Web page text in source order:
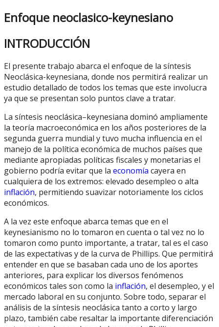
Enfoque neoclasico-keynesiano
INTRODUCCIÓN
El presente trabajo abarca el enfoque de la síntesis
Neoclásica-keynesiana, donde nos permitirá realizar un
estudio detallado de todos los temas que este involucra
ya que se presentan solo puntos clave a tratar.
La síntesis neoclásica–keynesiana dominó ampliamente
la teoría macroeconómica en los años posteriores de la
segunda guerra mundial y tuvo mucha influencia en el
manejo de la política económica de muchos países que
mediante apropiadas políticas fiscales y monetarias el
gobierno podría evitar que la economía cayera en
cualquiera de los extremos: elevado desempleo o alta
inflación, permitiendo suavizar notoriamente los ciclos
económicos.
A la vez este enfoque abarca temas que en el
keynesianismo no lo tomaron en cuenta o tal vez no lo
tomaron como punto importante, a tratar, tal es el caso
de las expectativas y de la curva de Phillips. Que permitirá
entender en que se basaban cada uno de los aportes
anteriores, para explicar los diversos fenómenos
económicos tales son como la inflación, el desempleo, y el
mercado laboral en su conjunto. Sobre todo, separar el
análisis de la síntesis neoclásica tanto a corto y largo
plazo, también cabe resaltar la importante diferenciación